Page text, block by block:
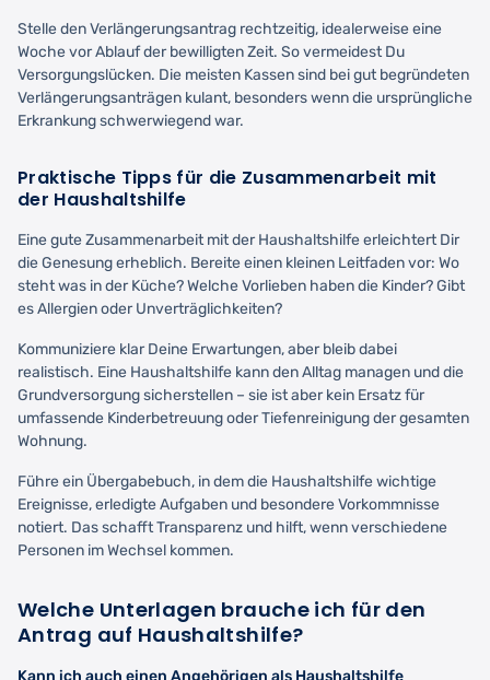
Stelle den Verlängerungsantrag rechtzeitig, idealerweise eine
Woche vor Ablauf der bewilligten Zeit. So vermeidest Du
Versorgungslücken. Die meisten Kassen sind bei gut begründeten
Verlängerungsanträgen kulant, besonders wenn die ursprüngliche
Erkrankung schwerwiegend war.
Praktische Tipps für die Zusammenarbeit mit
der Haushaltshilfe
Eine gute Zusammenarbeit mit der Haushaltshilfe erleichtert Dir
die Genesung erheblich. Bereite einen kleinen Leitfaden vor: Wo
steht was in der Küche? Welche Vorlieben haben die Kinder? Gibt
es Allergien oder Unverträglichkeiten?
Kommuniziere klar Deine Erwartungen, aber bleib dabei
realistisch. Eine Haushaltshilfe kann den Alltag managen und die
Grundversorgung sicherstellen – sie ist aber kein Ersatz für
umfassende Kinderbetreuung oder Tiefenreinigung der gesamten
Wohnung.
Führe ein Übergabebuch, in dem die Haushaltshilfe wichtige
Ereignisse, erledigte Aufgaben und besondere Vorkommnisse
notiert. Das schafft Transparenz und hilft, wenn verschiedene
Personen im Wechsel kommen.
Welche Unterlagen brauche ich für den
Antrag auf Haushaltshilfe?
Kann ich auch einen Angehörigen als Haushaltshilfe